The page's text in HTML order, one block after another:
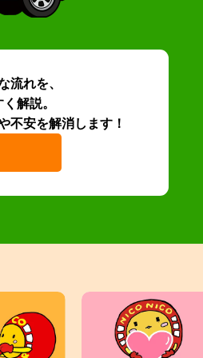
流れを、
解説。
不安を解消します！